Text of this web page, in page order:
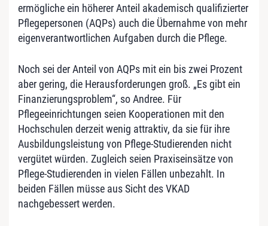
ermögliche ein höherer Anteil akademisch qualifizierter
Pflegepersonen (AQPs) auch die Übernahme von mehr
eigenverantwortlichen Aufgaben durch die Pflege.
Noch sei der Anteil von AQPs mit ein bis zwei Prozent
aber gering, die Herausforderungen groß. „Es gibt ein
Finanzierungsproblem“, so Andree. Für
Pflegeeinrichtungen seien Kooperationen mit den
Hochschulen derzeit wenig attraktiv, da sie für ihre
Ausbildungsleistung von Pflege-Studierenden nicht
vergütet würden. Zugleich seien Praxiseinsätze von
Pflege-Studierenden in vielen Fällen unbezahlt. In
beiden Fällen müsse aus Sicht des VKAD
nachgebessert werden.